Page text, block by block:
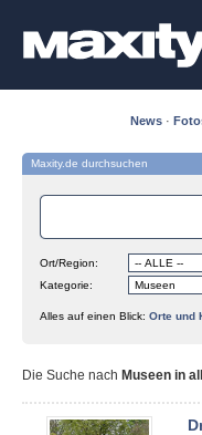
News ·
Maxity.de durchsuchen
Ort/Region:
Kategorie:
Alles auf einen Blick: Orte und
Die Suche nach Museen in